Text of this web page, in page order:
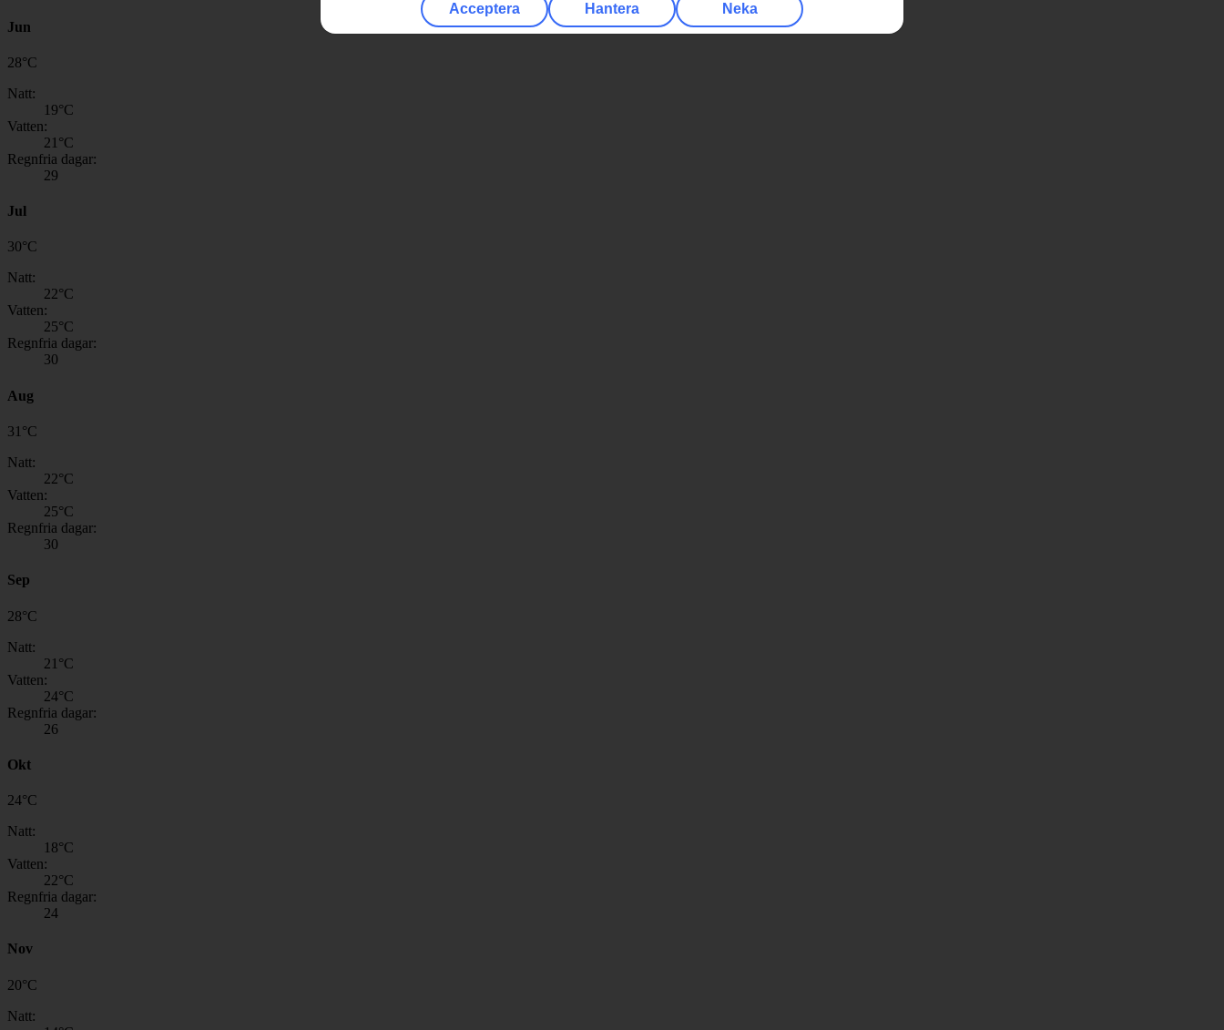
Jun
28°C
Natt:
19°C
Vatten:
21 °C
Regnfria dagar:
29
Jul
30°C
Natt:
22°C
Vatten:
25°C
Regnfria dagar:
30
Aug
31 °C
Natt:
22°C
Vatten:
25°C
Regnfria dagar:
30
Sep
28°C
Natt:
21 °C
Vatten:
24°C
Regnfria dagar:
26
Okt
24°C
Natt:
18°C
Vatten:
22°C
Regnfria dagar:
24
Nov
20°C
Natt:
Acceptera Hantera Neka